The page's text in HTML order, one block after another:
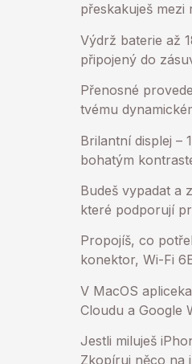
přeskakuješ
Výdrž baterie až
připojený do
Přenosné
tvému
Brilantní displej –
bohatým
Budeš vypadat a
které podporují
Propojíš, co
konektor, Wi-Fi
V MacOS
Cloudu a Google
Jestli miluješ
Zkopíruj něco na